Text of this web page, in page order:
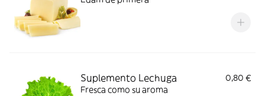
Suplemento Lechuga
0,80 €
Fresca como su aroma